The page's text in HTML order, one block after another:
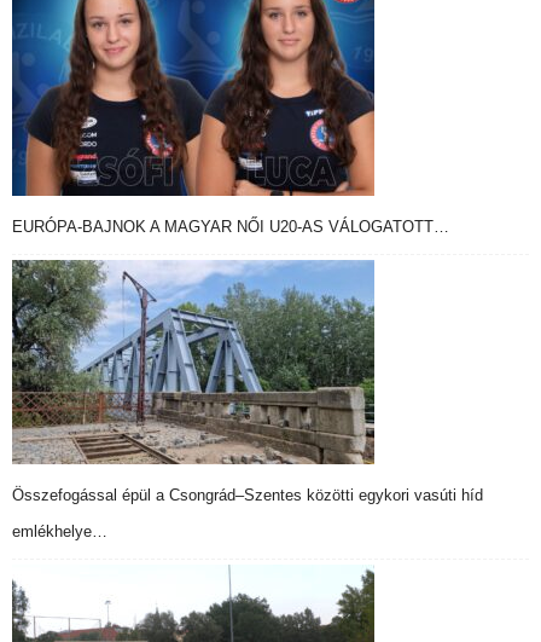
EURÓPA-BAJNOK A MAGYAR NŐI U20-AS VÁLOGATOTT…
Összefogással épül a Csongrád–Szentes közötti egykori vasúti híd
emlékhelye…